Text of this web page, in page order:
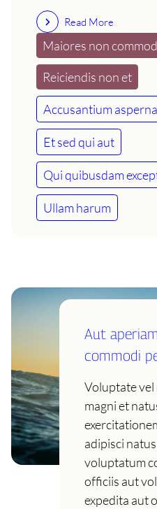
Read More
Maiores non
Reiciendis non et
Accusantium
Et sed qui aut
Qui quibusdam
Ullam harum
Aut
commodi
Voluptate vel
magni et
adipisci
voluptatum
officiis aut
expedita aut